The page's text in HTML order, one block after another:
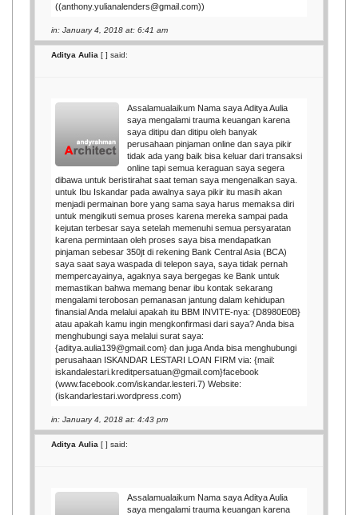
((anthony.yulianalenders@gmail.com))
in: January 4, 2018 at: 6:41 am
Aditya Aulia [] said:
Assalamualaikum Nama saya Aditya Aulia
saya mengalami trauma keuangan karena
saya ditipu dan ditipu oleh banyak
perusahaan pinjaman online dan saya pikir
tidak ada yang baik bisa keluar dari transaksi
online tapi semua keraguan saya segera
dibawa untuk beristirahat saat teman saya mengenalkan saya.
untuk Ibu Iskandar pada awalnya saya pikir itu masih akan
menjadi permainan bore yang sama saya harus memaksa diri
untuk mengikuti semua proses karena mereka sampai pada
kejutan terbesar saya setelah memenuhi semua persyaratan
karena permintaan oleh proses saya bisa mendapatkan
pinjaman sebesar 350jt di rekening Bank Central Asia (BCA)
saya saat saya waspada di telepon saya, saya tidak pernah
mempercayainya, agaknya saya bergegas ke Bank untuk
memastikan bahwa memang benar ibu kontak sekarang
mengalami terobosan pemanasan jantung dalam kehidupan
finansial Anda melalui apakah itu BBM INVITE-nya: {D8980E0B}
atau apakah kamu ingin mengkonfirmasi dari saya? Anda bisa
menghubungi saya melalui surat saya:
{aditya.aulia139@gmail.com} dan juga Anda bisa menghubungi
perusahaan ISKANDAR LESTARI LOAN FIRM via: {mail:
iskandalestari.kreditpersatuan@gmail.com}facebook
(www.facebook.com/iskandar.lesteri.7) Website:
(iskandarlestari.wordpress.com)
in: January 4, 2018 at: 4:43 pm
Aditya Aulia [] said:
Assalamualaikum Nama saya Aditya Aulia
saya mengalami trauma keuangan karena